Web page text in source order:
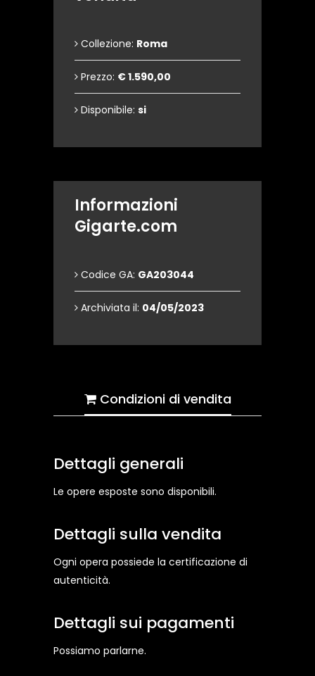
Collezione: Roma
Prezzo: € 1.590,00
Disponibile: si
Informazioni
Gigarte.com
Codice GA: GA203044
Archiviata il: 04/05/2023
Condizioni di vendita
Dettagli generali
Le opere esposte sono disponibili.
Dettagli sulla vendita
Ogni opera possiede la certificazione di
autenticità.
Dettagli sui pagamenti
Possiamo parlarne.